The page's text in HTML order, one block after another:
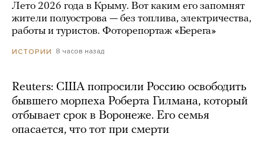
Лето 2026 года в Крыму. Вот каким его запомнят
жители полуострова — без топлива, электричества,
работы и туристов. Фоторепортаж «Берега»
ИСТОРИИ 8 часов назад
Reuters: США попросили Россию освободить
бывшего морпеха Роберта Гилмана, который
отбывает срок в Воронеже. Его семья
опасается, что тот при смерти